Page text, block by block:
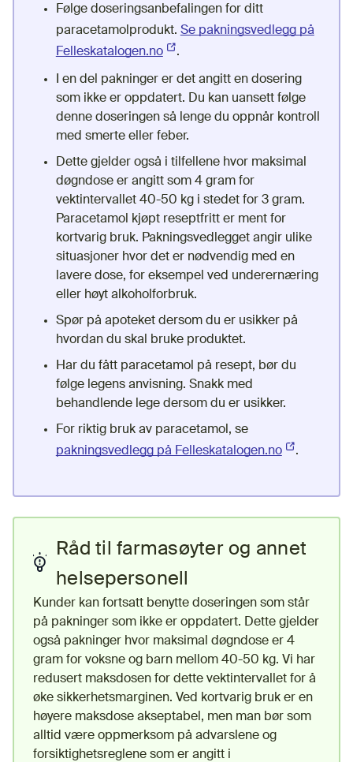
Følge doseringsanbefalingen for ditt
paracetamolprodukt. Se pakningsvedlegg på
Felleskatalogen.no(Ekstern lenke)
.
I en del pakninger er det angitt en dosering
som ikke er oppdatert. Du kan uansett følge
denne doseringen så lenge du oppnår kontroll
med smerte eller feber.
Dette gjelder også i tilfellene hvor maksimal
døgndose er angitt som 4 gram for
vektintervallet 40-50 kg i stedet for 3 gram.
Paracetamol kjøpt reseptfritt er ment for
kortvarig bruk. Pakningsvedlegget angir ulike
situasjoner hvor det er nødvendig med en
lavere dose, for eksempel ved underernæring
eller høyt alkoholforbruk.
Spør på apoteket dersom du er usikker på
hvordan du skal bruke produktet.
Har du fått paracetamol på resept, bør du
følge legens anvisning. Snakk med
behandlende lege dersom du er usikker.
For riktig bruk av paracetamol, se
pakningsvedlegg på Felleskatalogen.no(Ekstern
.
Råd til farmasøyter og annet
helsepersonell
Kunder kan fortsatt benytte doseringen som står
på pakninger som ikke er oppdatert. Dette gjelder
også pakninger hvor maksimal døgndose er 4
gram for voksne og barn mellom 40-50 kg. Vi har
redusert maksdosen for dette vektintervallet for å
øke sikkerhetsmarginen. Ved kortvarig bruk er en
høyere maksdose akseptabel, men man bør som
alltid være oppmerksom på advarslene og
forsiktighetsreglene som er angitt i